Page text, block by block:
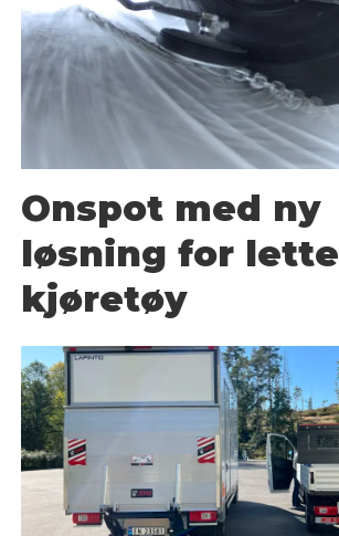
Onspot med ny
løsning for lette
kjøretøy